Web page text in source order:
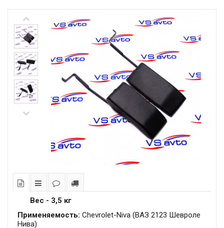
Вес - 3,5 кг
Применяемость: Chevrolet-Niva (ВАЗ 2123 Шевроле
Нива)